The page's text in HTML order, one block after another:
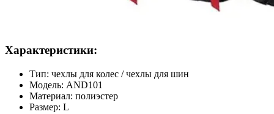
Характеристики:
Тип: чехлы для колес / чехлы для шин
Модель: AND101
Материал: полиэстер
Размер: L